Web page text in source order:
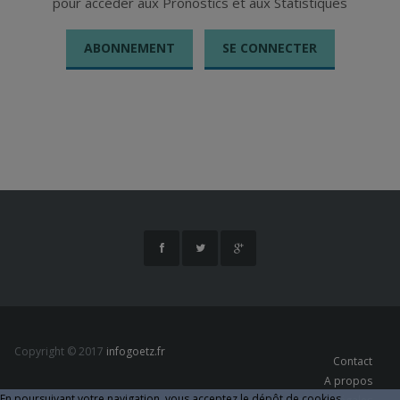
Un travail
gigantesque qui
va porter ses
LE BOURG
ABONNEMENT SE CONNECTER
Copyright © 2017 infogoetz.fr
Contact
A propos